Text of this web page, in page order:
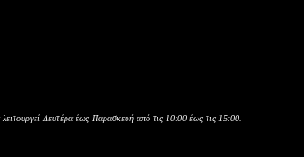
Δευτέρα έως Παρασκευή από τις 10:00 έως τις 15:00.